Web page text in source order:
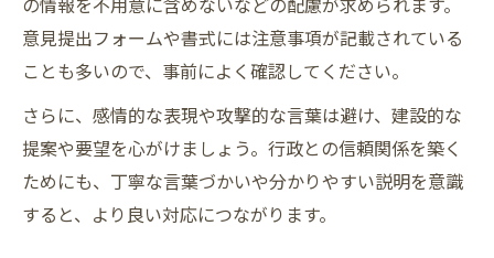
意見提出フォームや書式には注意事項が記載されている
ことも多いので、事前によく確認してください。
さらに、感情的な表現や攻撃的な言葉は避け、建設的な
提案や要望を心がけましょう。行政との信頼関係を築く
ためにも、丁寧な言葉づかいや分かりやすい説明を意識
すると、より良い対応につながります。